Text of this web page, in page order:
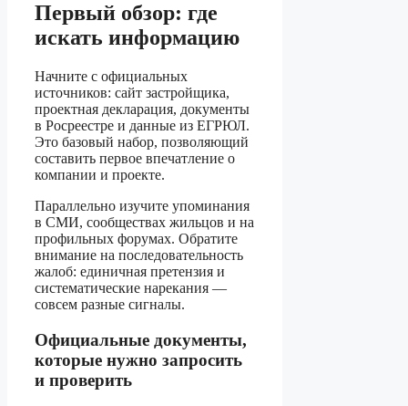
Первый обзор: где
искать информацию
Начните с официальных
источников: сайт застройщика,
проектная декларация, документы
в Росреестре и данные из ЕГРЮЛ.
Это базовый набор, позволяющий
составить первое впечатление о
компании и проекте.
Параллельно изучите упоминания
в СМИ, сообществах жильцов и на
профильных форумах. Обратите
внимание на последовательность
жалоб: единичная претензия и
систематические нарекания —
совсем разные сигналы.
Официальные документы,
которые нужно запросить
и проверить